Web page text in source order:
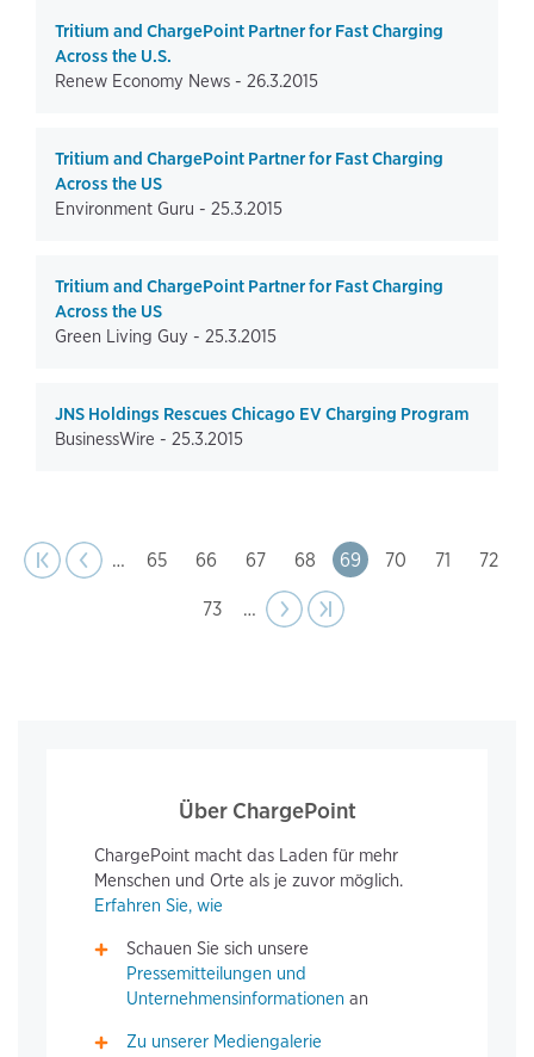
Tritium and ChargePoint Partner for Fast Charging
Across the U.S.
Renew Economy News - 26.3.2015
Tritium and ChargePoint Partner for Fast Charging
Across the US
Environment Guru - 25.3.2015
Tritium and ChargePoint Partner for Fast Charging
Across the US
Green Living Guy - 25.3.2015
JNS Holdings Rescues Chicago EV Charging Program
BusinessWire - 25.3.2015
Pagination
page
|‹
Previous
‹‹
… Page
65 Page
66 Page
67 Page
68 Page
69 Page
70 Page
71 Page
72
Page
73 …
Next
›› Last page
›|
Über ChargePoint
ChargePoint macht das Laden für mehr
Menschen und Orte als je zuvor möglich.
Erfahren Sie, wie
Schauen Sie sich unsere
Pressemitteilungen und
Unternehmensinformationen an
Zu unserer Mediengalerie